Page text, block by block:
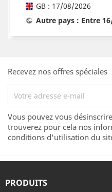
GB : 17/08/2026
Autre pays : Entre
Recevez nos offres spéciales
Vous pouvez vous
trouverez pour cela nos
conditions d'utilisation du
PRODUITS